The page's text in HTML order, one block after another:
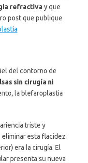
refractivay que
post que publique
del contorno de
sin cirugía ni
la blefaroplastia
triste y
eliminar esta flacidez
era la cirugía. El
presenta su nueva